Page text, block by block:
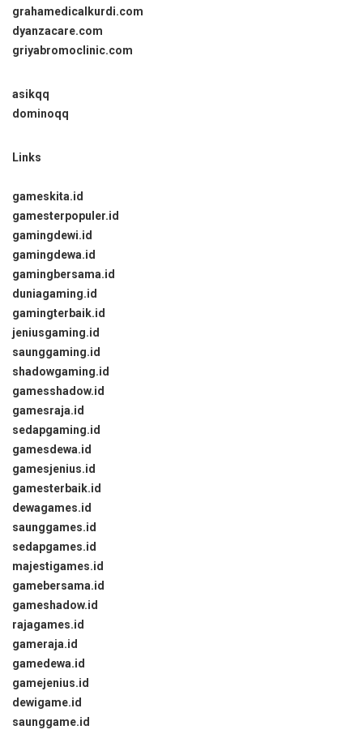
grahamedicalkurdi.com
dyanzacare.com
griyabromoclinic.com
asikqq
dominoqq
Links
gameskita.id
gamesterpopuler.id
gamingdewi.id
gamingdewa.id
gamingbersama.id
duniagaming.id
gamingterbaik.id
jeniusgaming.id
saunggaming.id
shadowgaming.id
gamesshadow.id
gamesraja.id
sedapgaming.id
gamesdewa.id
gamesjenius.id
gamesterbaik.id
dewagames.id
saunggames.id
sedapgames.id
majestigames.id
gamebersama.id
gameshadow.id
rajagames.id
gameraja.id
gamedewa.id
gamejenius.id
dewigame.id
saunggame.id